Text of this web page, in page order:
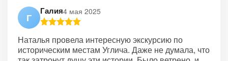
Г
Галия4 мая 2025
Наталья провела интересную экскурсию по
историческим местам Углича. Даже не думала, что